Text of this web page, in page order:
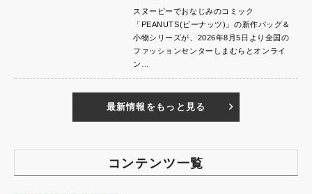
スヌーピーでおなじみのコミック
「PEANUTS(ピーナッツ)」の新作バッグ＆
小物シリーズが、2026年8月5日より全国の
ファッションセンターしまむらとオンライ
ン…
最新情報をもっと見る
コンテンツ一覧